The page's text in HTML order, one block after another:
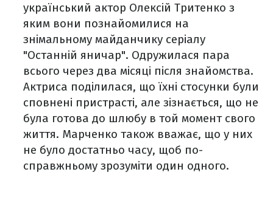
український актор Олексій Тритенко з
яким вони познайомилися на
знімальному майданчику серіалу
"Останній яничар". Одружилася пара
всього через два місяці після знайомства.
Актриса поділилася, що їхні стосунки були
сповнені пристрасті, але зізнається, що не
була готова до шлюбу в той момент свого
життя. Марченко також вважає, що у них
не було достатньо часу, щоб по-
справжньому зрозуміти один одного.